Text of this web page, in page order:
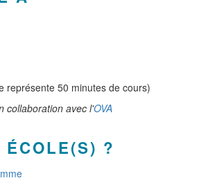
représente 50 minutes de cours)
collaboration avec l'OVA
?